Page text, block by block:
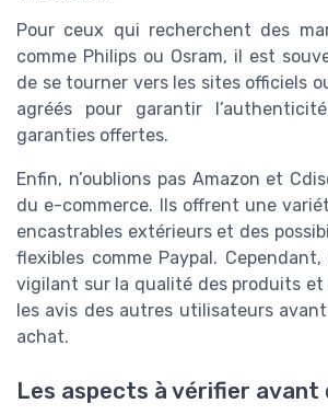
Pour ceux qui recherchent des
comme Philips ou Osram, il est
de se tourner vers les sites officiels
agréés pour garantir
garanties offertes.
Enfin, n’oublions pas Amazon et
du e-commerce. Ils offrent une
encastrables extérieurs et des
flexibles comme Paypal.
vigilant sur la qualité des produits
les avis des autres utilisateurs
achat.
Les aspects à vérifier avant